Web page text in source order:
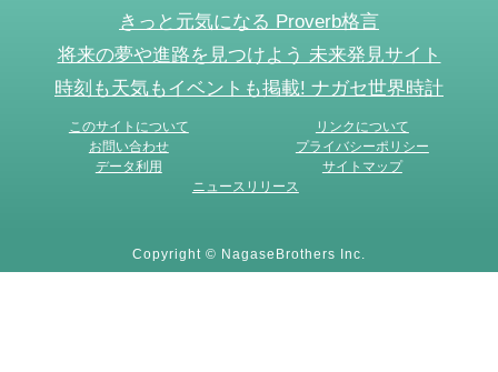
きっと元気になる Proverb格言
将来の夢や進路を見つけよう 未来発見サイト
時刻も天気もイベントも掲載! ナガセ世界時計
このサイトについて
リンクについて
お問い合わせ
プライバシーポリシー
データ利用
サイトマップ
ニュースリリース
Copyright © NagaseBrothers Inc.